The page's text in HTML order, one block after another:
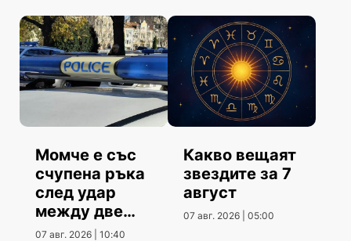
Момче е със
счупена ръка
след удар
между две
коли
07 авг. 2026 | 10:40
Какво вещаят
звездите за 7
август
07 авг. 2026 | 05:00